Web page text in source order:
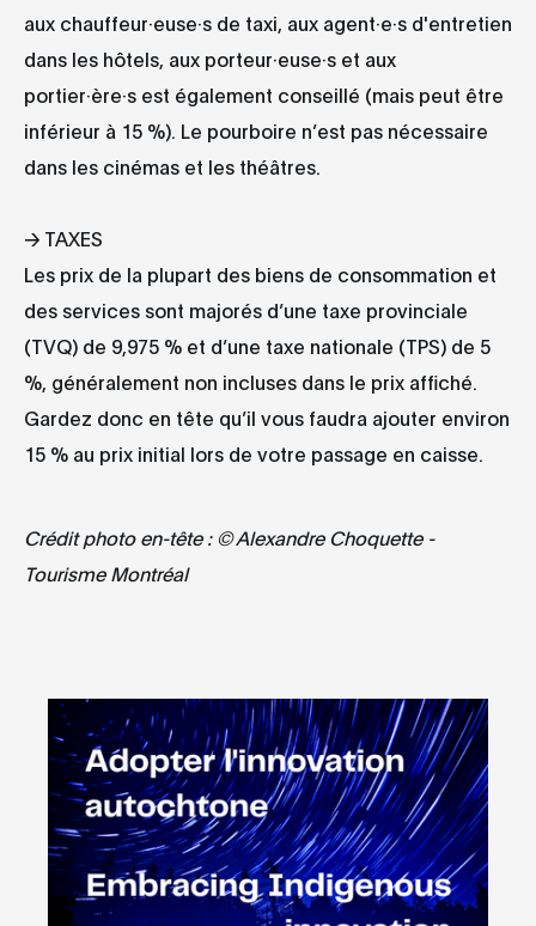
aux chauffeur·euse·s de taxi, aux agent·e·s d'entretien
dans les hôtels, aux porteur·euse·s et aux
portier·ère·s est également conseillé (mais peut être
inférieur à 15 %). Le pourboire n’est pas nécessaire
dans les cinémas et les théâtres.
→ TAXES
Les prix de la plupart des biens de consommation et
des services sont majorés d’une taxe provinciale
(TVQ) de 9,975 % et d’une taxe nationale (TPS) de 5
%, généralement non incluses dans le prix affiché.
Gardez donc en tête qu’il vous faudra ajouter environ
15 % au prix initial lors de votre passage en caisse.
Crédit photo en-tête : © Alexandre Choquette -
Tourisme Montréal